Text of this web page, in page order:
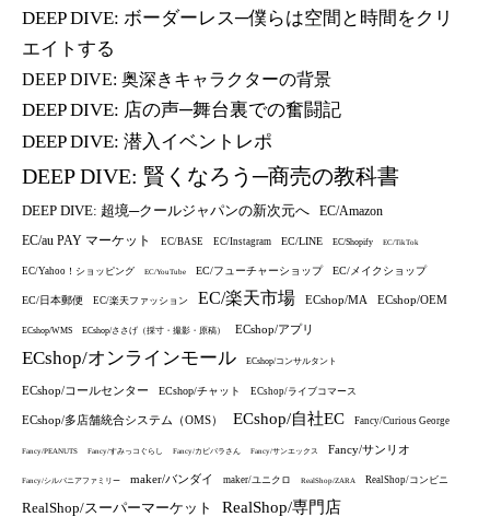
DEEP DIVE: ボーダーレス─僕らは空間と時間をクリ
エイトする
DEEP DIVE: 奥深きキャラクターの背景
DEEP DIVE: 店の声─舞台裏での奮闘記
DEEP DIVE: 潜入イベントレポ
DEEP DIVE: 賢くなろう─商売の教科書
DEEP DIVE: 超境─クールジャパンの新次元へ EC/Amazon
EC/au PAY マーケット EC/BASE EC/Instagram EC/LINE EC/Shopify EC/TikTok
EC/Yahoo！ショッピング EC/YouTube EC/フューチャーショップ EC/メイクショップ
EC/日本郵便 EC/楽天ファッション EC/楽天市場 ECshop/MA ECshop/OEM
ECshop/WMS ECshop/ささげ（採寸・撮影・原稿） ECshop/アプリ
ECshop/オンラインモール ECshop/コンサルタント
ECshop/コールセンター ECshop/チャット ECshop/ライブコマース
ECshop/多店舗統合システム（OMS） ECshop/自社EC Fancy/Curious George
Fancy/PEANUTS Fancy/すみっコぐらし Fancy/カピバラさん Fancy/サンエックス Fancy/サンリオ
Fancy/シルバニアファミリー maker/バンダイ maker/ユニクロ RealShop/ZARA RealShop/コンビニ
RealShop/スーパーマーケット RealShop/専門店